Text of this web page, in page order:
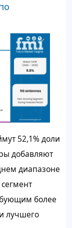
52,1% доли
добавляют
диапазоне
более
лучшего